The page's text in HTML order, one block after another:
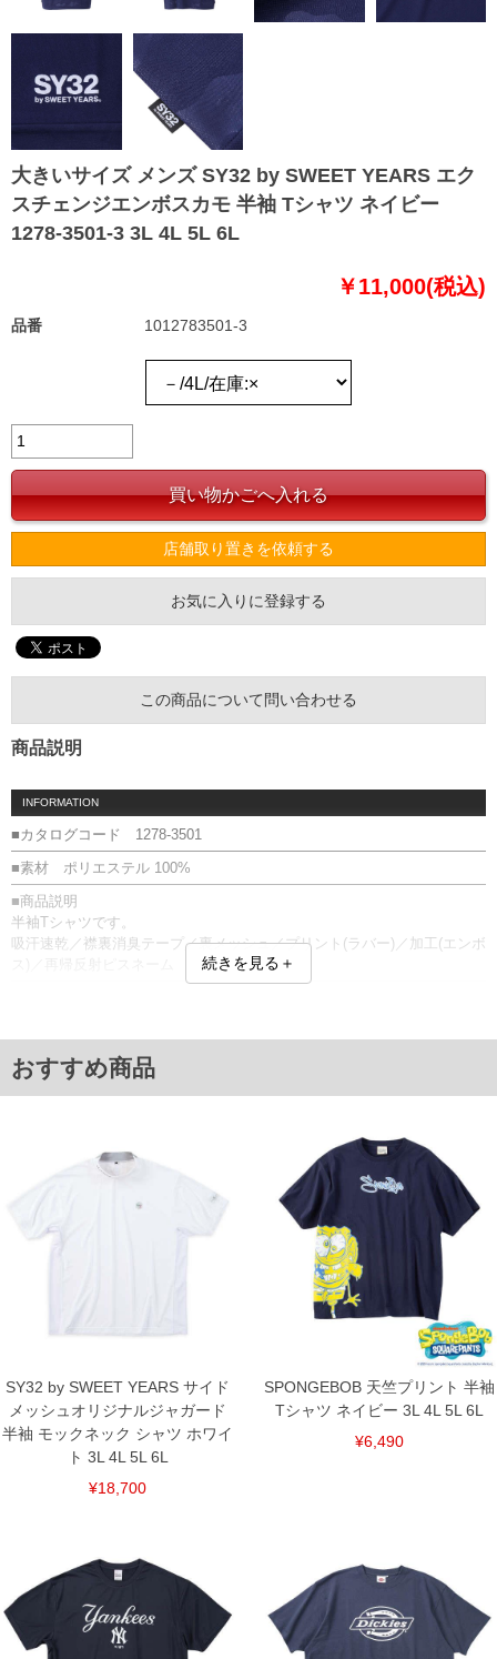
大きいサイズ メンズ SY32 by SWEET YEARS エク
スチェンジエンボスカモ 半袖 Tシャツ ネイビー
1278-3501-3 3L 4L 5L 6L
￥11,000(税込)
品番 1012783501-3
店舗取り置きを依頼する
お気に入りに登録する
この商品について問い合わせる
商品説明
INFORMATION
■カタログコード 1278-3501
■素材 ポリエステル 100%
■商品説明
半袖Tシャツです。
吸汗速乾／襟裏消臭テープ／裏メッシュ／プリント(ラバー)／加工(エンボ
3L/130/78/130/58/24
4L/140/80/140/60/25
5L/150/82/150/62/26
※【返品交換について】
返品交換希望の方は、商品到着後1週間以内にご連絡ください。
下着(肌着)やワイシャツは商品の性質上、返品交換不可とさせて頂いております。予め
※【ボトムの裾上げをご希望の場合】
備考欄に股下●cmとご記入下さい。（裾上げ無料対象商品は1本につき税込6,000円以
上の品が対象。1本5,999円以下の商品は有料（500円+税）となります。）
出荷まで約1週間～20日間程お時間を頂く場合がございます。
尚、裾上げした商品は返品・交換不可となりますので、予めご了承下さい。
一部、お直しに対応出来ない商品がございます。(例：裾にファスナーや調節ひもが付
※商品によって若干のサイズの誤差がございます。また、お客様がご使用の環境（コ
ンピュータ画面）によって、商品の色味が若干異なる場合がございます。予めご了承
ください。
※当店での掲載商品は、実店鋪と在庫を共用しておりますので店頭での売り違い、店
舗からのお取り寄せ等により、お客様にご迷惑をお掛けしてしまう場合がございま
す。そのようなことがない様最大限に努めておりますが、もしあった場合速やかにご
続きを見る＋
おすすめ商品
SY32 by SWEET YEARS サイド
メッシュオリジナルジャガード
半袖 モックネック シャツ ホワイ
ト 3L 4L 5L 6L
¥18,700
SPONGEBOB 天竺プリント 半袖
Tシャツ ネイビー 3L 4L 5L 6L
¥6,490